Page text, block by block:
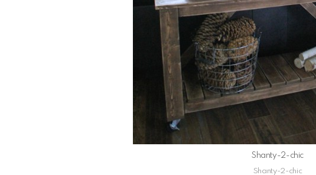
Shanty-2-chic
Shanty-2-chic